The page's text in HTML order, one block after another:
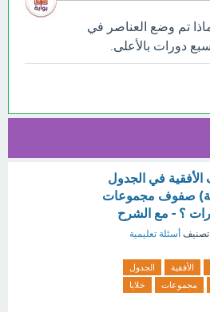
تم وضع العناصر في
دورات بالأعلى.
في الجدول
(1 نقطة) صفوف مجموعات
؟ - مع الشرح
أسئلة تعليمية
الأفقية
الجدول
مجموعات
خلايا